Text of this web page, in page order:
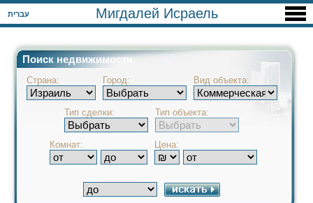
עברית Мигдалей Исраель
Поиск недвижимости
Страна: Город: Вид объекта:
Тип сделки: Тип объекта:
Комнат: Цена: